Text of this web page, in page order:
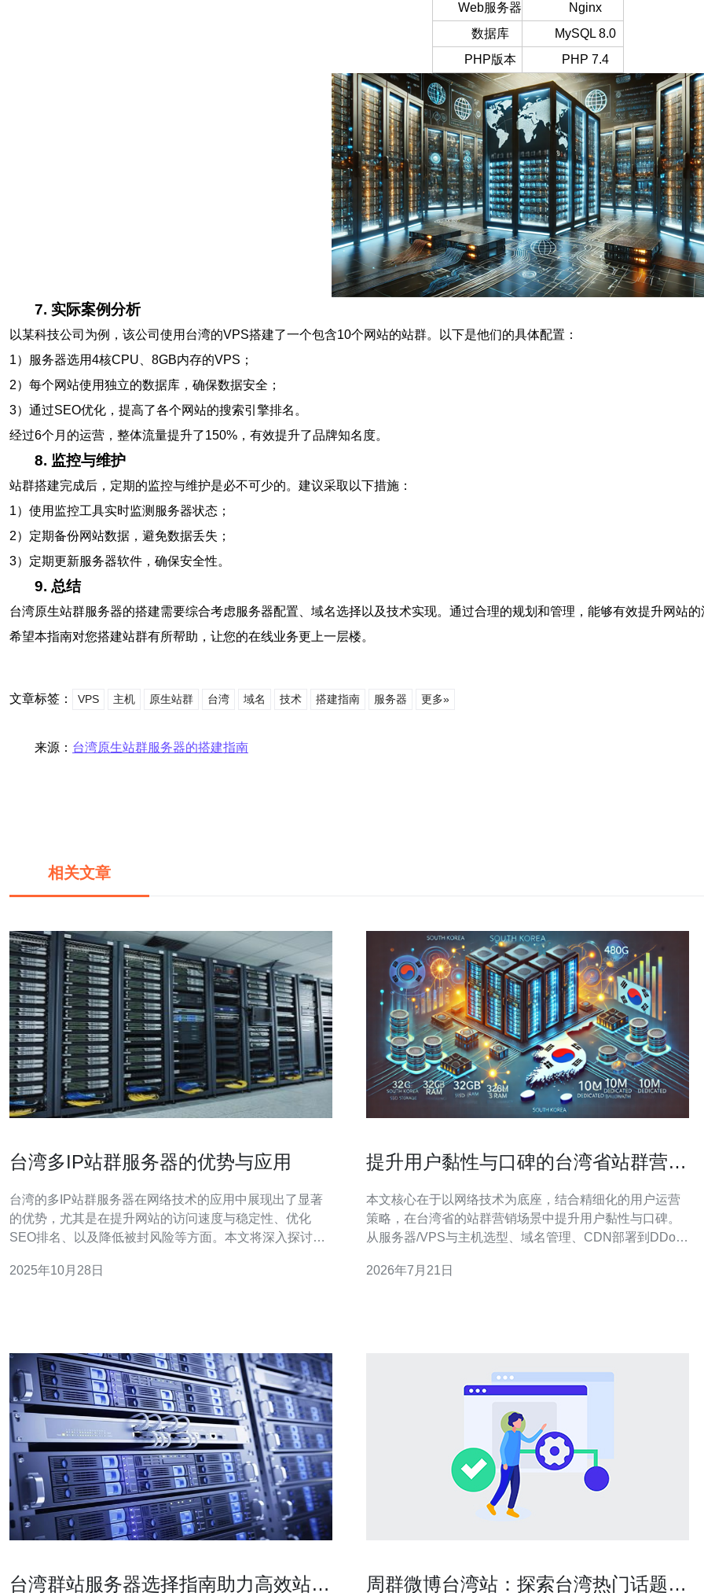
Web服务器
Nginx
数据库
MySQL 8.0
PHP版本
PHP 7.4
7. 实际案例分析
以某科技公司为例，该公司使用台湾的VPS搭建了一个包含10个网站的站群。以下是他们的具体配置：
1）服务器选用4核CPU、8GB内存的VPS；
2）每个网站使用独立的数据库，确保数据安全；
3）通过SEO优化，提高了各个网站的搜索引擎排名。
经过6个月的运营，整体流量提升了150%，有效提升了品牌知名度。
8. 监控与维护
站群搭建完成后，定期的监控与维护是必不可少的。建议采取以下措施：
1）使用监控工具实时监测服务器状态；
2）定期备份网站数据，避免数据丢失；
3）定期更新服务器软件，确保安全性。
9. 总结
台湾原生站群服务器的搭建需要综合考虑服务器配置、域名选择以及技术实现。通过合理的规划和管理，能够有效提升网站的
希望本指南对您搭建站群有所帮助，让您的在线业务更上一层楼。
文章标签： VPS 主机 原生站群 台湾 域名 技术 搭建指南 服务器 更多»
来源： 台湾原生站群服务器的搭建指南
相关文章
台湾多IP站群服务器的优势与应用
台湾的多IP站群服务器在网络技术的应用中展现出了显著
的优势，尤其是在提升网站的访问速度与稳定性、优化
SEO排名、以及降低被封风险等方面。本文将深入探讨这
多IP站群服务器能够为用户提供更快的访问速度和更高的
2025年10月28日
提升用户黏性与口碑的台湾省站群营销
本文核心在于以网络技术为底座，结合精细化的用户运营
策略，在台湾省的站群营销场景中提升用户黏性与口碑。
从服务器/VPS与主机选型、域名管理、CDN部署到DDoS
容、社群、客服紧密结合。为保证稳定与合规，推荐德讯
2026年7月21日
台湾群站服务器选择指南助力高效站群 周群微博台湾站：探索台湾热门话题的